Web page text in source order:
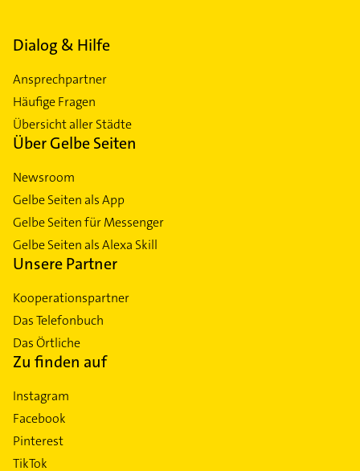
Dialog & Hilfe
Ansprechpartner
Häufige Fragen
Übersicht aller Städte
Über Gelbe Seiten
Newsroom
Gelbe Seiten als App
Gelbe Seiten für Messenger
Gelbe Seiten als Alexa Skill
Unsere Partner
Kooperationspartner
Das Telefonbuch
Das Örtliche
Zu finden auf
Instagram
Facebook
Pinterest
TikTok